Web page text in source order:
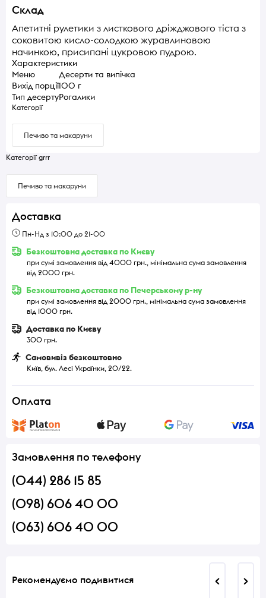
Склад
Апетитні рулетики з листкового дріжджового тіста з
соковитою кисло-солодкою журавлиновою
начинкою, присипані цукровою пудрою.
Характеристики
Меню
Десерти та випічка
Вихід порції100 г
Тип десертуРогалики
Категорії
Печиво та макаруни
Категорії grrr
Печиво та макаруни
Доставка
Пн-Нд з 10:00 до 21-00
Безкоштовна доставка по Києву
при сумі замовлення від 4000 грн., мінімальна сума замовлення
від 2000 грн.
Безкоштовна доставка по Печерському р-ну
при сумі замовлення від 2000 грн., мінімальна сума замовлення
від 1000 грн.
Доставка по Києву
300 грн.
Самовивіз безкоштовно
Київ, бул. Лесі Українки, 20/22.
Оплата
Замовлення по телефону
(044) 286 15 85
(098) 606 40 00
(063) 606 40 00
Рекомендуємо подивитися